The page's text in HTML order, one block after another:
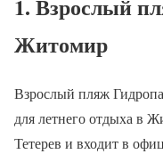
1. Взрослый
Житомир
Взрослый пляж
для летнего отдыха в
Тетерев и входит в